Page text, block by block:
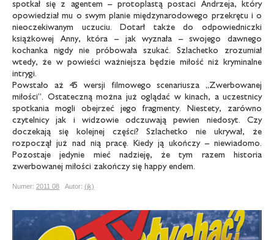
spotkał się z agentem – protoplastą postaci Andrzeja, który
opowiedział mu o swym planie międzynarodowego przekrętu i o
nieoczekiwanym uczuciu. Dotarł także do odpowiedniczki
książkowej Anny, która – jak wyznała – swojego dawnego
kochanka nigdy nie próbowała szukać. Szlachetko zrozumiał
wtedy, że w powieści ważniejsza będzie miłość niż kryminalne
intrygi.
Powstało aż 45 wersji filmowego scenariusza „Zwerbowanej
miłości”. Ostateczną można już oglądać w kinach, a uczestnicy
spotkania mogli obejrzeć jego fragmenty. Niestety, zarówno
czytelnicy jak i widzowie odczuwają pewien niedosyt. Czy
doczekają się kolejnej części? Szlachetko nie ukrywał, że
rozpoczął już nad nią pracę. Kiedy ją ukończy – niewiadomo.
Pozostaje jedynie mieć nadzieję, że tym razem historia
zwerbowanej miłości zakończy się happy endem.
Numer: 2011 08 Autor: (jk)